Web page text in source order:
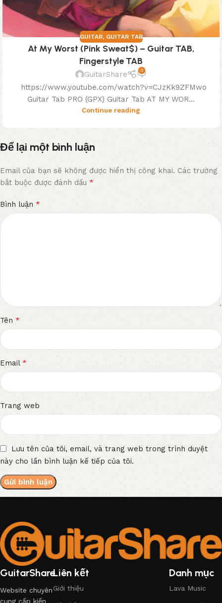
GUITAR, GUITAR TAB
At My Worst (Pink Sweat$) – Guitar TAB,
Fingerstyle TAB
GuitarShare 0
https://www.youtube.com/watch?v=CJzKk9ZFMwo
Guitar Tab PRO (GPX) Guitar Tab AT MY WOR...
Continue reading
Để lại một bình luận
Email của bạn sẽ không được hiển thị công khai. Các trường
bắt buộc được đánh dấu *
Bình luận*
Tên*
Email*
Trang web
Lưu tên của tôi, email, và trang web trong trình duyệt
này cho lần bình luận kế tiếp của tôi.
GuitarShare
Website chuyên
cung cấp kiến
Liên kết
Giới thiệu
Danh mục
Lava Music